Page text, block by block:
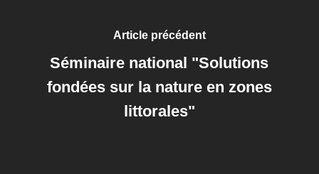
Article précédent
Séminaire national "Solutions
fondées sur la nature en zones
littorales"